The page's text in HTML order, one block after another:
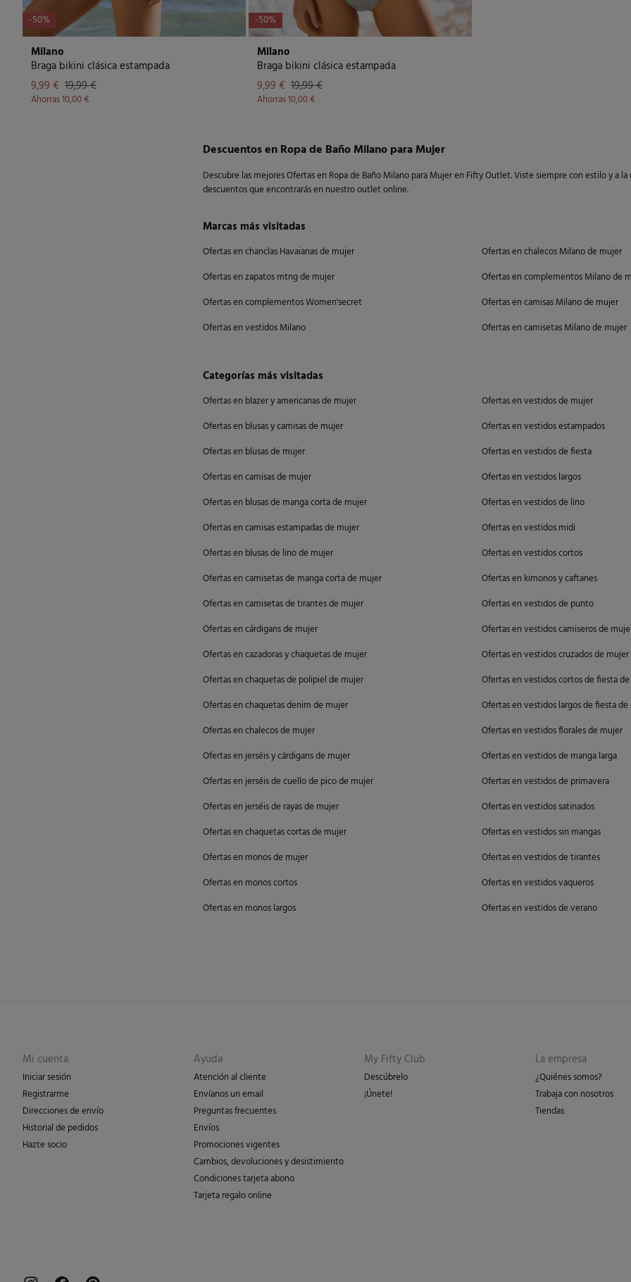
-50%
Milano
Braga bikini clásica estampada
9,99 € 19,99 €
Ahorras10,00 €
-50%
Milano
Braga bikini clásica estampada
9,99 € 19,99 €
Ahorras10,00 €
Descuentos en Ropa de Baño Milano para Mujer
Descubre las mejores Ofertas en Ropa de Baño Milano para Mujer en Fifty Outlet. Viste siempre con estilo y a la
descuentos que encontrarás en nuestro outlet online.
Marcas más visitadas
Ofertas en chanclas Havaianas de mujer
Ofertas en zapatos mtng de mujer
Ofertas en complementos Women'secret
Ofertas en vestidos Milano
Ofertas en chalecos Milano de mujer
Ofertas en complementos Milano de
Ofertas en camisas Milano de mujer
Ofertas en camisetas Milano de mujer
Categorías más visitadas
Ofertas en blazer y americanas de mujer
Ofertas en blusas y camisas de mujer
Ofertas en blusas de mujer
Ofertas en camisas de mujer
Ofertas en blusas de manga corta de mujer
Ofertas en camisas estampadas de mujer
Ofertas en blusas de lino de mujer
Ofertas en camisetas de manga corta de mujer
Ofertas en camisetas de tirantes de mujer
Ofertas en cárdigans de mujer
Ofertas en cazadoras y chaquetas de mujer
Ofertas en chaquetas de polipiel de mujer
Ofertas en chaquetas denim de mujer
Ofertas en chalecos de mujer
Ofertas en jerséis y cárdigans de mujer
Ofertas en jerséis de cuello de pico de mujer
Ofertas en jerséis de rayas de mujer
Ofertas en chaquetas cortas de mujer
Ofertas en monos de mujer
Ofertas en monos cortos
Ofertas en monos largos
Ofertas en vestidos de mujer
Ofertas en vestidos estampados
Ofertas en vestidos de fiesta
Ofertas en vestidos largos
Ofertas en vestidos de lino
Ofertas en vestidos midi
Ofertas en vestidos cortos
Ofertas en kimonos y caftanes
Ofertas en vestidos de punto
Ofertas en vestidos camiseros de
Ofertas en vestidos cruzados de mujer
Ofertas en vestidos cortos de fiesta
Ofertas en vestidos largos de fiesta
Ofertas en vestidos florales de mujer
Ofertas en vestidos de manga larga
Ofertas en vestidos de primavera
Ofertas en vestidos satinados
Ofertas en vestidos sin mangas
Ofertas en vestidos de tirantes
Ofertas en vestidos vaqueros
Ofertas en vestidos de verano
Mi cuenta
Iniciar sesión
Registrarme
Direcciones de envío
Historial de pedidos
Hazte socio
Ayuda
Atención al cliente
Envíanos un email
Preguntas frecuentes
Envíos
Promociones vigentes
Cambios, devoluciones y desistimiento
Condiciones tarjeta abono
Tarjeta regalo online
My Fifty Club
Descúbrelo
¡Únete!
La empresa
¿Quiénes somos?
Trabaja con nosotros
Tiendas